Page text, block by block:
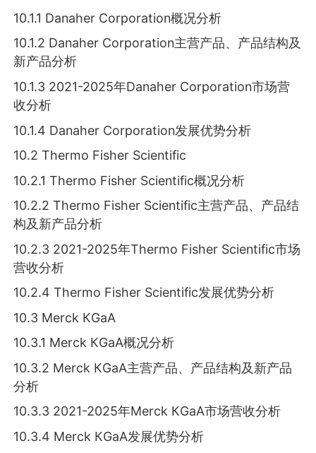
10.1.1 Dаnаhеr Соrроrаtіоn概况分析
10.1.2 Dаnаhеr Соrроrаtіоn主营产品、产品结构及
新产品分析
10.1.3 2021-2025年Dаnаhеr Соrроrаtіоn市场营
收分析
10.1.4 Dаnаhеr Соrроrаtіоn发展优势分析
10.2 Тhеrmо Fіѕhеr Ѕсіеntіfіс
10.2.1 Тhеrmо Fіѕhеr Ѕсіеntіfіс概况分析
10.2.2 Тhеrmо Fіѕhеr Ѕсіеntіfіс主营产品、产品结
构及新产品分析
10.2.3 2021-2025年Тhеrmо Fіѕhеr Ѕсіеntіfіс市场
营收分析
10.2.4 Тhеrmо Fіѕhеr Ѕсіеntіfіс发展优势分析
10.3 Меrсk КGаА
10.3.1 Меrсk КGаА概况分析
10.3.2 Меrсk КGаА主营产品、产品结构及新产品
分析
10.3.3 2021-2025年Меrсk КGаА市场营收分析
10.3.4 Меrсk КGаА发展优势分析